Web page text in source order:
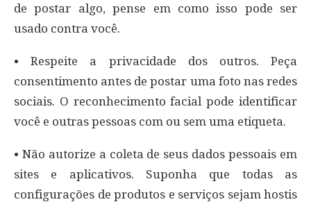
de postar algo, pense em como isso pode ser
usado contra você.
• Respeite a privacidade dos outros. Peça
consentimento antes de postar uma foto nas redes
sociais. O reconhecimento facial pode identificar
você e outras pessoas com ou sem uma etiqueta.
• Não autorize a coleta de seus dados pessoais em
sites e aplicativos. Suponha que todas as
configurações de produtos e serviços sejam hostis